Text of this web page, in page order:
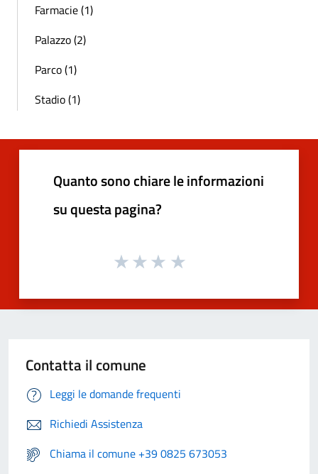
Farmacie (1)
Palazzo (2)
Parco (1)
Stadio (1)
Quanto sono chiare le informazioni
su questa pagina?
Contatta il comune
Leggi le domande frequenti
Richiedi Assistenza
Chiama il comune +39 0825 673053